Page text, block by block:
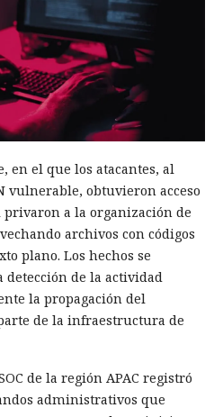
en el que los atacantes, al
vulnerable, obtuvieron acceso
privaron a la organización de
archivos con códigos
plano. Los hechos se
de la actividad
la propagación del
de la infraestructura de
de la región APAC registró
administrativos que